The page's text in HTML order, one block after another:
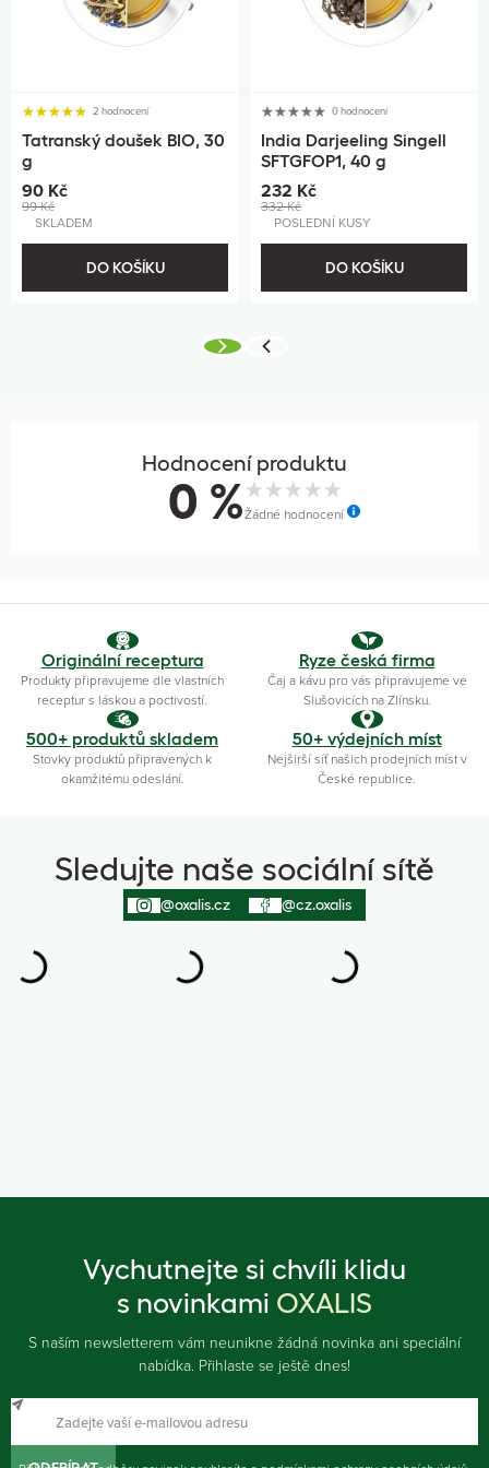
2 hodnocení
Tatranský doušek BIO, 30
g
90 Kč
99 Kč
SKLADEM
DO KOŠÍKU
0 hodnocení
India Darjeeling Singell
SFTGFOP1, 40 g
232 Kč
332 Kč
POSLEDNÍ KUSY
DO KOŠÍKU
Hodnocení produktu
0 %Žádné hodnocení
Originální receptura
Produkty připravujeme dle vlastních
receptur s láskou a poctivostí.
Ryze česká firma
Čaj a kávu pro vás připravujeme ve
Slušovicích na Zlínsku.
500+ produktů skladem
Stovky produktů připravených k
okamžitému odeslání.
50+ výdejních míst
Nejširší síť našich prodejních míst v
České republice.
Sledujte naše sociální sítě
@oxalis.cz @cz.oxalis
Vychutnejte si chvíli klidu
s novinkami OXALIS
S naším newsletterem vám neunikne žádná novinka ani speciální
nabídka. Přihlaste se ještě dnes!